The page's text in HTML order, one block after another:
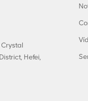
Hefei,